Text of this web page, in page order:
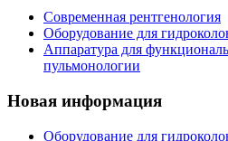
Современная рентгенология
Оборудование для
Аппаратура для
пульмонологии
Новая информация
Оборудование для